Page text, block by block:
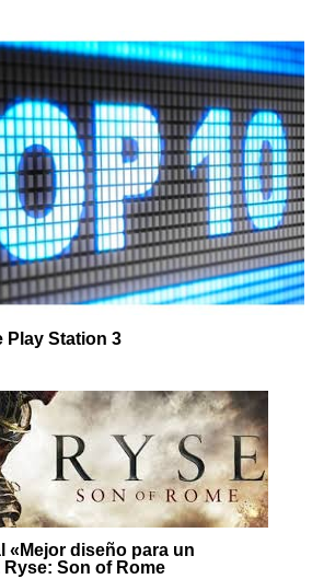
Play Station 3
«Mejor diseño para un
Son of Rome